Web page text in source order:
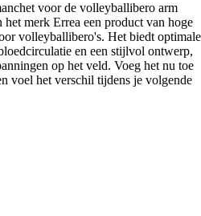
voor de volleyballibero arm
merk Errea een product van hoge
volleyballibero's. Het biedt optimale
en een stijlvol ontwerp,
op het veld. Voeg het nu toe
voel het verschil tijdens je volgende